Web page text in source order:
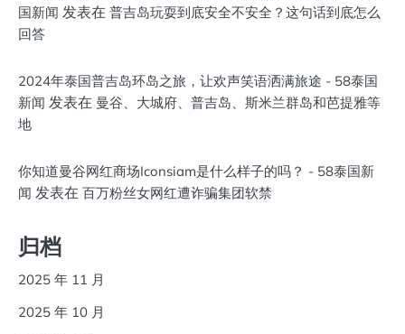
国新闻 发表在 普吉岛玩耍到底安全不安全？这句话到底怎么
回答
2024年泰国普吉岛环岛之旅，让欢声笑语洒满旅途 - 58泰国
新闻 发表在 曼谷、大城府、普吉岛、斯米兰群岛和芭提雅等
地
你知道曼谷网红商场Iconsiam是什么样子的吗？ - 58泰国新
闻 发表在 百万粉丝女网红遭诈骗集团软禁
归档
2025 年 11 月
2025 年 10 月